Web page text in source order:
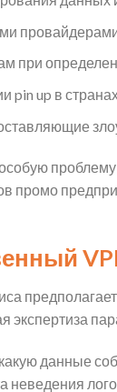
при
pin up в
промо
экспертиза
данные
неведения